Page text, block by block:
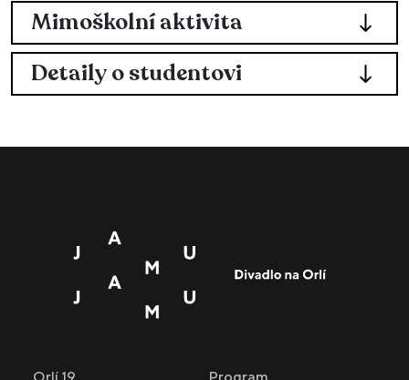
Mimoškolní aktivita
Detaily o studentovi
Orlí 19 Program